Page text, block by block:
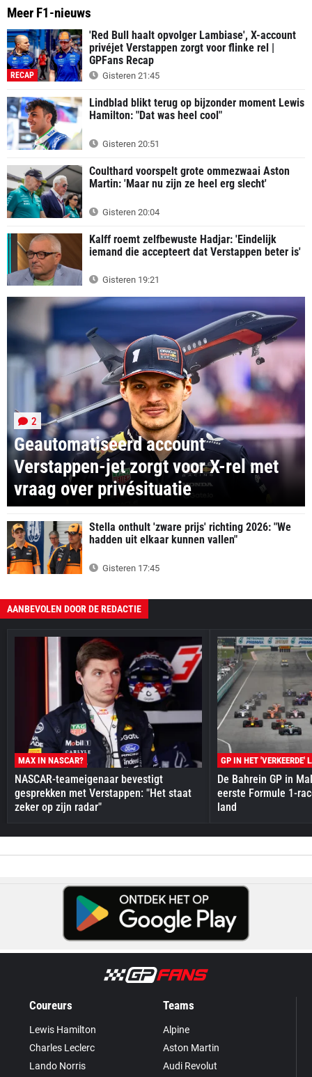
Meer F1-nieuws
RECAP
'Red Bull haalt opvolger Lambiase', X-account
privéjet Verstappen zorgt voor flinke rel |
GPFans Recap
Gisteren 21:45
Lindblad blikt terug op bijzonder moment Lewis
Hamilton: "Dat was heel cool"
Gisteren 20:51
Coulthard voorspelt grote ommezwaai Aston
Martin: 'Maar nu zijn ze heel erg slecht'
Gisteren 20:04
Kalff roemt zelfbewuste Hadjar: 'Eindelijk
iemand die accepteert dat Verstappen beter is'
Gisteren 19:21
Geautomatiseerd account
Verstappen-jet zorgt voor X-rel met
vraag over privésituatie
2
Stella onthult 'zware prijs' richting 2026: "We
hadden uit elkaar kunnen vallen"
Gisteren 17:45
AANBEVOLEN DOOR DE REDACTIE
MAX IN NASCAR?
NASCAR-teameigenaar bevestigt
gesprekken met Verstappen: "Het staat
zeker op zijn radar"
GP IN HET 'VERKEERDE'
De Bahrein GP in
eerste Formule 1-
land
Coureurs
Lewis Hamilton
Charles Leclerc
Lando Norris
Teams
Alpine
Aston Martin
Audi Revolut